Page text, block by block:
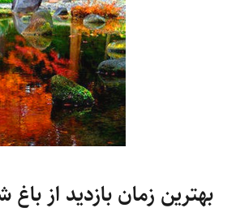
بهترین زمان بازدید از